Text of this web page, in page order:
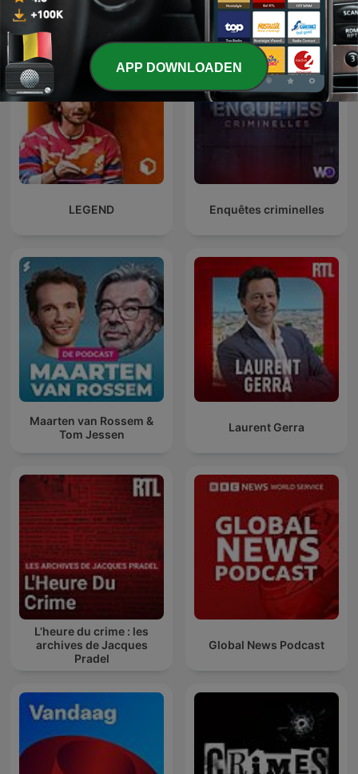
LEGEND Enquêtes criminelles
Maarten van Rossem &
Tom Jessen
Laurent Gerra
L’heure du crime : les
archives de Jacques
Pradel
Global News Podcast
APP DOWNLOADEN